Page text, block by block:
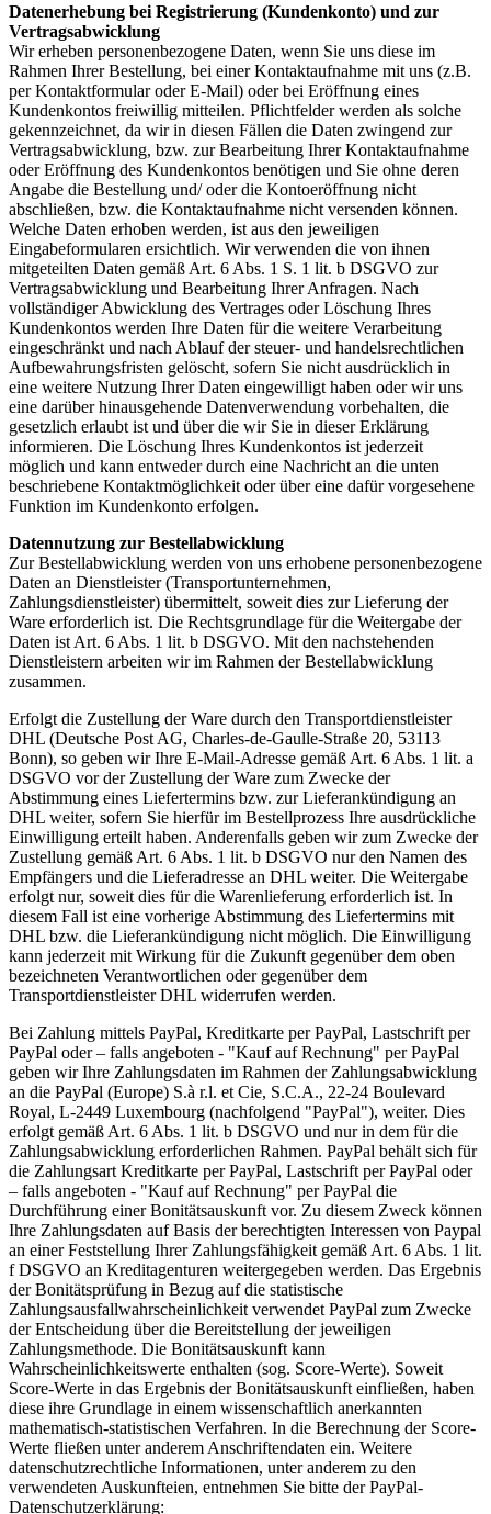
Datenerhebung bei Registrierung (Kundenkonto) und zur
Vertragsabwicklung
Wir erheben personenbezogene Daten, wenn Sie uns diese im
Rahmen Ihrer Bestellung, bei einer Kontaktaufnahme mit uns (z.B.
per Kontaktformular oder E-Mail) oder bei Eröffnung eines
Kundenkontos freiwillig mitteilen. Pflichtfelder werden als solche
gekennzeichnet, da wir in diesen Fällen die Daten zwingend zur
Vertragsabwicklung, bzw. zur Bearbeitung Ihrer Kontaktaufnahme
oder Eröffnung des Kundenkontos benötigen und Sie ohne deren
Angabe die Bestellung und/ oder die Kontoeröffnung nicht
abschließen, bzw. die Kontaktaufnahme nicht versenden können.
Welche Daten erhoben werden, ist aus den jeweiligen
Eingabeformularen ersichtlich. Wir verwenden die von ihnen
mitgeteilten Daten gemäß Art. 6 Abs. 1 S. 1 lit. b DSGVO zur
Vertragsabwicklung und Bearbeitung Ihrer Anfragen. Nach
vollständiger Abwicklung des Vertrages oder Löschung Ihres
Kundenkontos werden Ihre Daten für die weitere Verarbeitung
eingeschränkt und nach Ablauf der steuer- und handelsrechtlichen
Aufbewahrungsfristen gelöscht, sofern Sie nicht ausdrücklich in
eine weitere Nutzung Ihrer Daten eingewilligt haben oder wir uns
eine darüber hinausgehende Datenverwendung vorbehalten, die
gesetzlich erlaubt ist und über die wir Sie in dieser Erklärung
informieren. Die Löschung Ihres Kundenkontos ist jederzeit
möglich und kann entweder durch eine Nachricht an die unten
beschriebene Kontaktmöglichkeit oder über eine dafür vorgesehene
Funktion im Kundenkonto erfolgen.
Datennutzung zur Bestellabwicklung
Zur Bestellabwicklung werden von uns erhobene personenbezogene
Daten an Dienstleister (Transportunternehmen,
Zahlungsdienstleister) übermittelt, soweit dies zur Lieferung der
Ware erforderlich ist. Die Rechtsgrundlage für die Weitergabe der
Daten ist Art. 6 Abs. 1 lit. b DSGVO. Mit den nachstehenden
Dienstleistern arbeiten wir im Rahmen der Bestellabwicklung
zusammen.
Erfolgt die Zustellung der Ware durch den Transportdienstleister
DHL (Deutsche Post AG, Charles-de-Gaulle-Straße 20, 53113
Bonn), so geben wir Ihre E-Mail-Adresse gemäß Art. 6 Abs. 1 lit. a
DSGVO vor der Zustellung der Ware zum Zwecke der
Abstimmung eines Liefertermins bzw. zur Lieferankündigung an
DHL weiter, sofern Sie hierfür im Bestellprozess Ihre ausdrückliche
Einwilligung erteilt haben. Anderenfalls geben wir zum Zwecke der
Zustellung gemäß Art. 6 Abs. 1 lit. b DSGVO nur den Namen des
Empfängers und die Lieferadresse an DHL weiter. Die Weitergabe
erfolgt nur, soweit dies für die Warenlieferung erforderlich ist. In
diesem Fall ist eine vorherige Abstimmung des Liefertermins mit
DHL bzw. die Lieferankündigung nicht möglich. Die Einwilligung
kann jederzeit mit Wirkung für die Zukunft gegenüber dem oben
bezeichneten Verantwortlichen oder gegenüber dem
Transportdienstleister DHL widerrufen werden.
Bei Zahlung mittels PayPal, Kreditkarte per PayPal, Lastschrift per
PayPal oder – falls angeboten - "Kauf auf Rechnung" per PayPal
geben wir Ihre Zahlungsdaten im Rahmen der Zahlungsabwicklung
an die PayPal (Europe) S.à r.l. et Cie, S.C.A., 22-24 Boulevard
Royal, L-2449 Luxembourg (nachfolgend "PayPal"), weiter. Dies
erfolgt gemäß Art. 6 Abs. 1 lit. b DSGVO und nur in dem für die
Zahlungsabwicklung erforderlichen Rahmen. PayPal behält sich für
die Zahlungsart Kreditkarte per PayPal, Lastschrift per PayPal oder
– falls angeboten - "Kauf auf Rechnung" per PayPal die
Durchführung einer Bonitätsauskunft vor. Zu diesem Zweck können
Ihre Zahlungsdaten auf Basis der berechtigten Interessen von Paypal
an einer Feststellung Ihrer Zahlungsfähigkeit gemäß Art. 6 Abs. 1 lit.
f DSGVO an Kreditagenturen weitergegeben werden. Das Ergebnis
der Bonitätsprüfung in Bezug auf die statistische
Zahlungsausfallwahrscheinlichkeit verwendet PayPal zum Zwecke
der Entscheidung über die Bereitstellung der jeweiligen
Zahlungsmethode. Die Bonitätsauskunft kann
Wahrscheinlichkeitswerte enthalten (sog. Score-Werte). Soweit
Score-Werte in das Ergebnis der Bonitätsauskunft einfließen, haben
diese ihre Grundlage in einem wissenschaftlich anerkannten
mathematisch-statistischen Verfahren. In die Berechnung der Score-
Werte fließen unter anderem Anschriftendaten ein. Weitere
datenschutzrechtliche Informationen, unter anderem zu den
verwendeten Auskunfteien, entnehmen Sie bitte der PayPal-
Datenschutzerklärung: